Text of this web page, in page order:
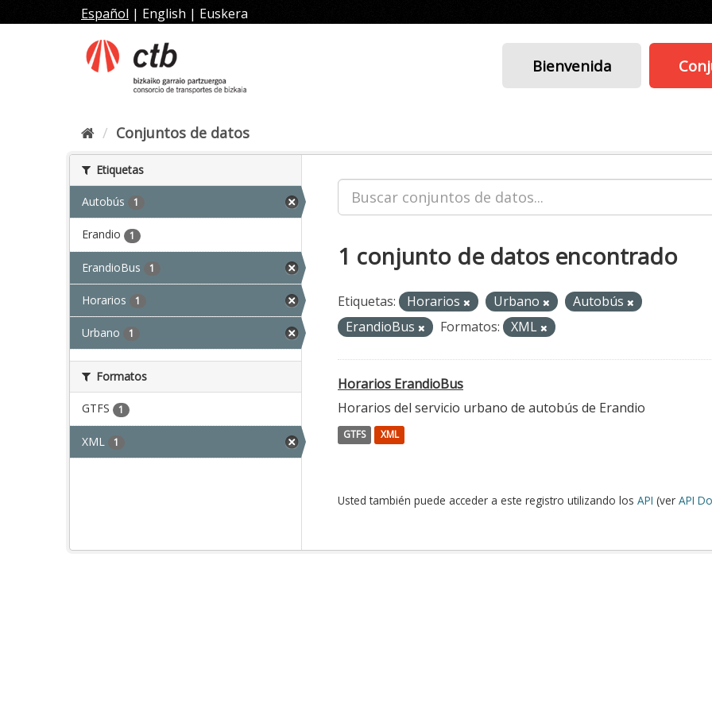
al
Español | English | Euskera
Bienvenida
Conjuntos de datos
Etiquetas
Autobús 1
Erandio 1
ErandioBus 1
Horarios 1
Urbano 1
Formatos
GTFS 1
XML 1
1 conjunto de datos encontrado
Etiquetas: Horarios Urbano
Autobús
ErandioBus
Formatos: XML
Horarios ErandioBus
Horarios del servicio urbano de autobús de Erandio
GTFS XML
Usted también puede acceder a este registro utilizando los API (ver API